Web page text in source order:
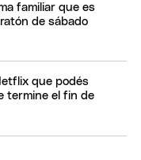
familiar que es
de sábado
que podés
termine el fin de